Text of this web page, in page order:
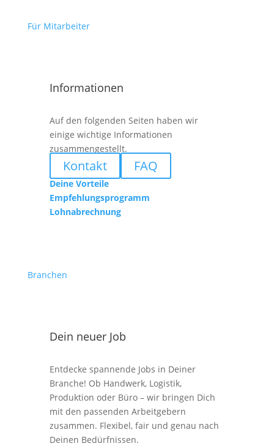
Für Mitarbeiter
Informationen
Auf den folgenden Seiten haben wir
einige wichtige Informationen
zusammengestellt.
Kontakt FAQ
Deine Vorteile
Empfehlungsprogramm
Lohnabrechnung
Branchen
Dein neuer Job
Entdecke spannende Jobs in Deiner
Branche! Ob Handwerk, Logistik,
Produktion oder Büro – wir bringen Dich
mit den passenden Arbeitgebern
zusammen. Flexibel, fair und genau nach
Deinen Bedürfnissen.